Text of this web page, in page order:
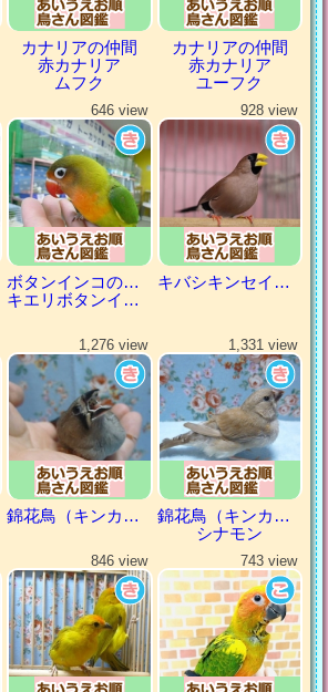
カナリアの仲間
赤カナリア
ムフク
カナリアの仲間
赤カナリア
ユーフク
646 view
ボタンインコの仲間
キエリボタンインコ
928 view
キバシキンセイチョウ
1,276 view
錦花鳥（キンカチョウ）
1,331 view
錦花鳥（キンカチョウ）
シナモン
846 view 743 view